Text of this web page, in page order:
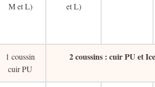
M et L)
et L)
1 coussin
cuir PU
2 coussins : cuir PU et